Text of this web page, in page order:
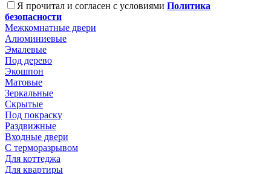
Я прочитал и согласен с условиями Политика
безопасности
Межкомнатные двери
Алюминиевые
Эмалевые
Под дерево
Экошпон
Матовые
Зеркальные
Скрытые
Под покраску
Раздвижные
Входные двери
С терморазрывом
Для коттеджа
Для квартиры